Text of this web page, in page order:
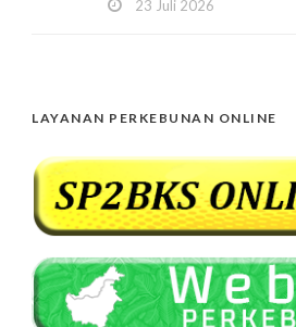
23 Juli 2026
LAYANAN PERKEBUNAN ONLINE